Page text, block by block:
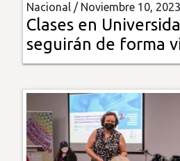
Multimedia
Impreso
Nacional / Noviembre 10, 2023
Clases en
seguirán de forma